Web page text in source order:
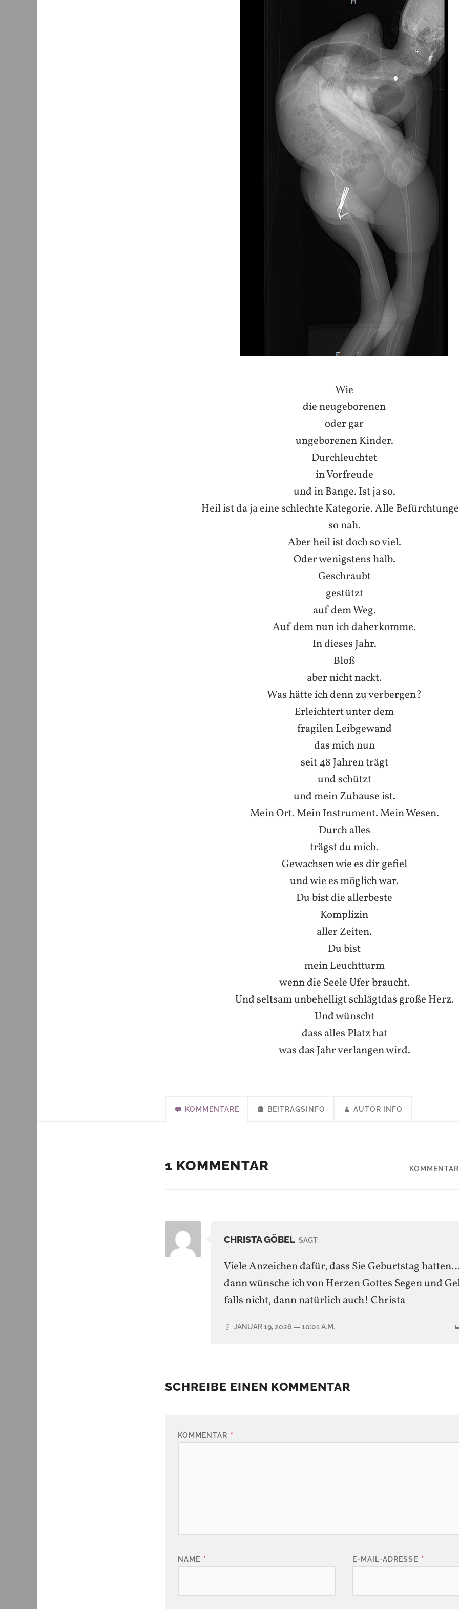
Wie
die neugeborenen
oder gar
ungeborenen Kinder.
Durchleuchtet
in Vorfreude
und in Bange. Ist ja so.
Heil ist da ja eine schlechte Kategorie. Alle
so nah.
Aber heil ist doch so viel.
Oder wenigstens halb.
Geschraubt
gestützt
auf dem Weg.
Auf dem nun ich daherkomme.
In dieses Jahr.
Bloß
aber nicht nackt.
Was hätte ich denn zu verbergen?
Erleichtert unter dem
fragilen Leibgewand
das mich nun
seit 48 Jahren trägt
und schützt
und mein Zuhause ist.
Mein Ort. Mein Instrument. Mein Wesen.
Durch alles
trägst du mich.
Gewachsen wie es dir gefiel
und wie es möglich war.
Du bist die allerbeste
Komplizin
aller Zeiten.
Du bist
mein Leuchtturm
wenn die Seele Ufer braucht.
Und seltsam unbehelligt schlägtdas große Herz.
Und wünscht
dass alles Platz hat
was das Jahr verlangen wird.
KOMMENTARE BEITRAGSINFO AUTOR INFO
1 KOMMENTAR
CHRISTA GÖBEL SAGT:
Viele Anzeichen dafür, dass Sie Geburtstag
dann wünsche ich von Herzen Gottes Segen und
falls nicht, dann natürlich auch! Christa
JANUAR 19, 2026 — 10:01 A.M.
SCHREIBE EINEN KOMMENTAR
KOMMENTAR *
NAME * E-MAIL-ADRESSE *